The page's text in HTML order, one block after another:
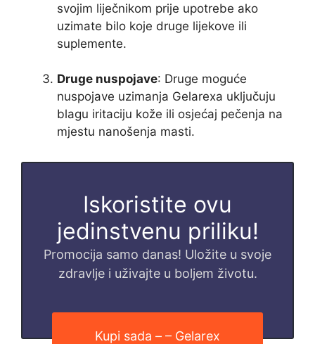
svojim liječnikom prije upotrebe ako
uzimate bilo koje druge lijekove ili
suplemente.
Druge nuspojave: Druge moguće
nuspojave uzimanja Gelarexa uključuju
blagu iritaciju kože ili osjećaj pečenja na
mjestu nanošenja masti.
Iskoristite ovu
jedinstvenu priliku!
Promocija samo danas! Uložite u svoje
zdravlje i uživajte u boljem životu.
Kupi sada – – Gelarex